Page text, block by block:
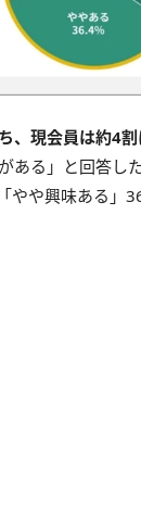
、現会員は約4割
ある」と回答し
やや興味ある」